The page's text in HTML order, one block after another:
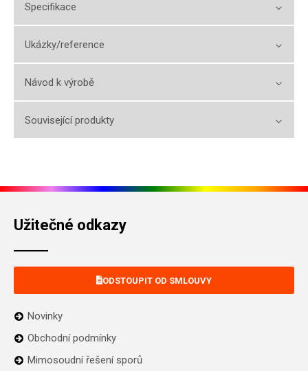
Specifikace
Ukázky/reference
Návod k výrobě
Související produkty
Užitečné odkazy
ODSTOUPIT OD SMLOUVY
Novinky
Obchodní podmínky
Mimosoudní řešení sporů